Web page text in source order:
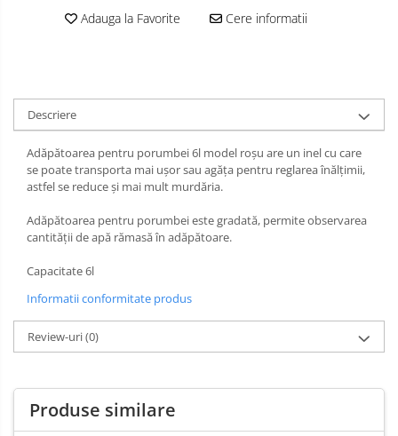
Adauga la Favorite Cere informatii
Descriere
Adăpătoarea pentru porumbei 6l model roșu are un inel cu care
se poate transporta mai ușor sau agăța pentru reglarea înălțimii,
astfel se reduce și mai mult murdăria.
Adăpătoarea pentru porumbei este gradată, permite observarea
cantității de apă rămasă în adăpătoare.
Capacitate 6l
Informatii conformitate produs
Review-uri(0)
Produse similare